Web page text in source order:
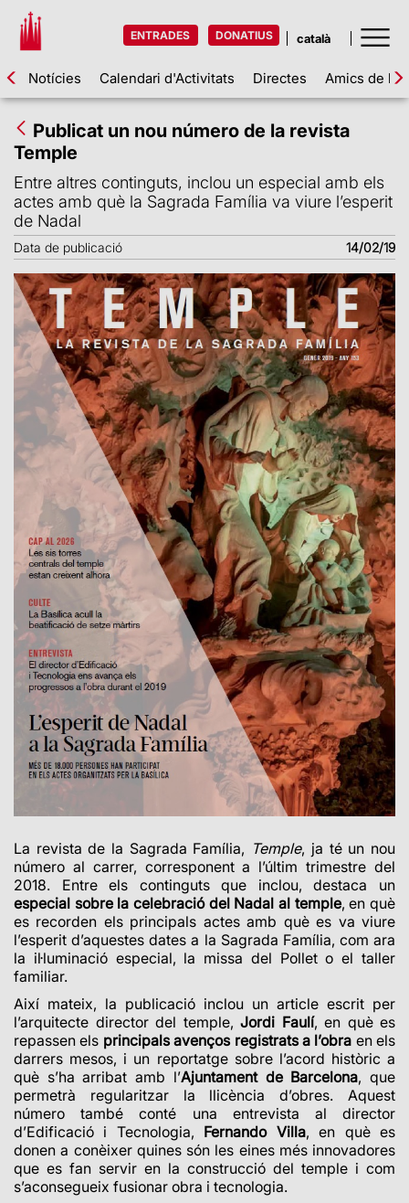
ENTRADES DONATIUS
Notícies Calendari d'Activitats Directes Amics de la
Publicat un nou número de la revista
Temple
Entre altres continguts, inclou un especial amb els
actes amb què la Sagrada Família va viure l’esperit
de Nadal
Data de publicació 14/02/19
La revista de la Sagrada Família, Temple, ja té un nou
número al carrer, corresponent a l’últim trimestre del
2018. Entre els continguts que inclou, destaca un
especial sobre la celebració del Nadal al temple, en què
es recorden els principals actes amb què es va viure
l’esperit d’aquestes dates a la Sagrada Família, com ara
la il·luminació especial, la missa del Pollet o el taller
familiar.
Així mateix, la publicació inclou un article escrit per
l’arquitecte director del temple, Jordi Faulí, en què es
repassen els principals avenços registrats a l’obra en els
darrers mesos, i un reportatge sobre l’acord històric a
què s’ha arribat amb l’Ajuntament de Barcelona, que
permetrà regularitzar la llicència d’obres. Aquest
número també conté una entrevista al director
d’Edificació i Tecnologia, Fernando Villa, en què es
donen a conèixer quines són les eines més innovadores
que es fan servir en la construcció del temple i com
s’aconsegueix fusionar obra i tecnologia.